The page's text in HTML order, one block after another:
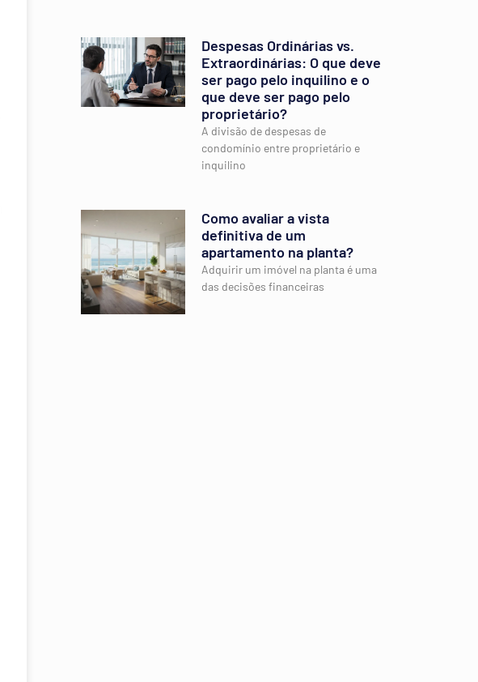
Despesas Ordinárias vs.
Extraordinárias: O que deve
ser pago pelo inquilino e o
que deve ser pago pelo
proprietário?
A divisão de despesas de
condomínio entre proprietário e
inquilino
Como avaliar a vista
definitiva de um
apartamento na planta?
Adquirir um imóvel na planta é uma
das decisões financeiras